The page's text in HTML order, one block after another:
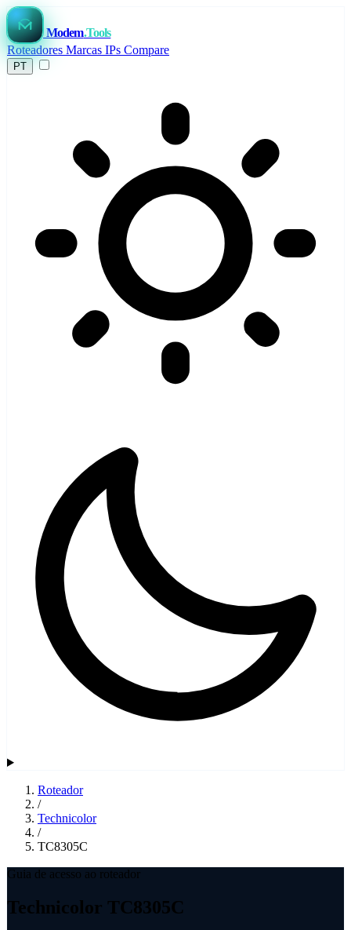
Modem.Tools
Roteadores Marcas IPs Compare
PT
Roteador
/
Technicolor
/
TC8305C
Guia de acesso ao roteador
Technicolor TC8305C